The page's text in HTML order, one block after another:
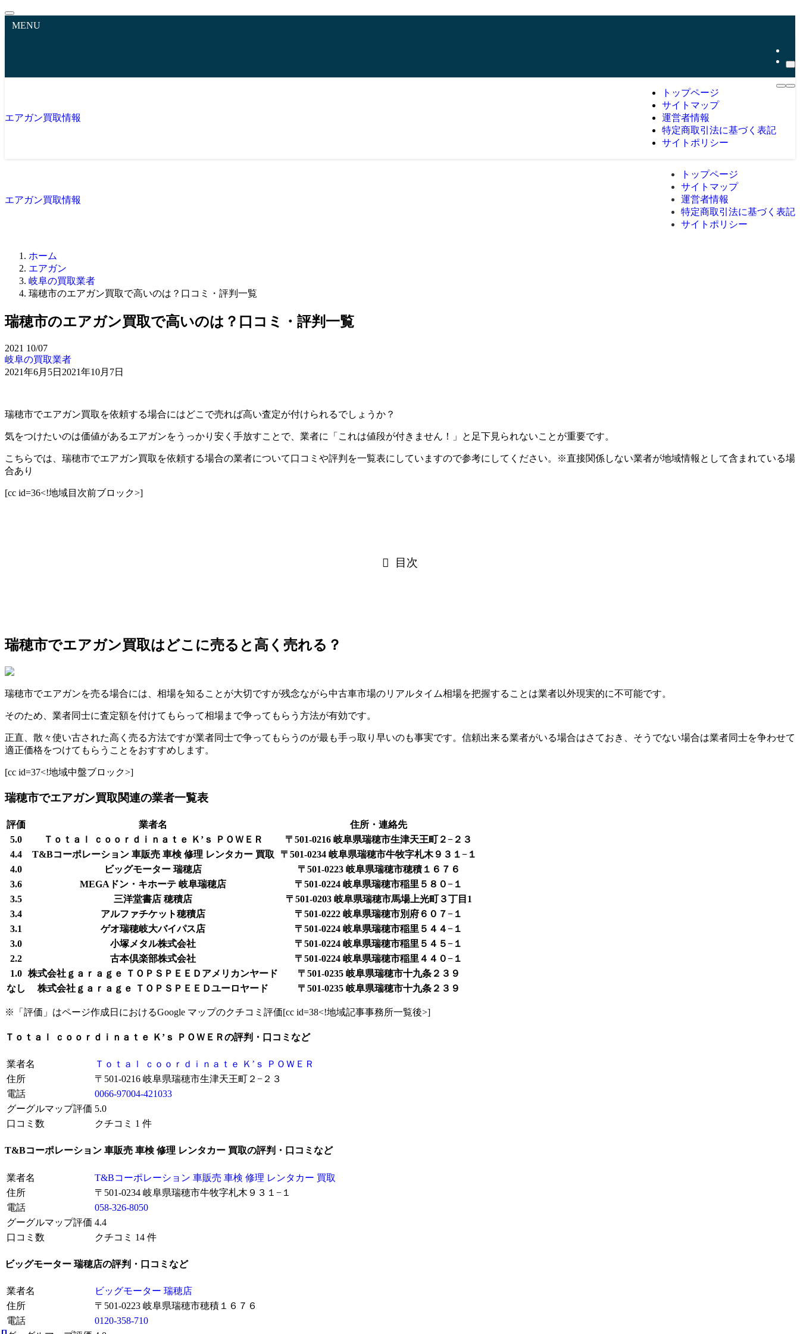
MENU
エアガン買取情報
トップページ
サイトマップ
運営者情報
特定商取引法に基づく表記
サイトポリシー
エアガン買取情報
トップページ
サイトマップ
運営者情報
特定商取引法に基づく表記
サイトポリシー
ホーム
エアガン
岐阜の買取業者
瑞穂市のエアガン買取で高いのは？口コミ・評判一覧
瑞穂市のエアガン買取で高いのは？口コミ・評判一覧
2021 10/07
岐阜の買取業者
2021年6月5日 2021年10月7日
瑞穂市でエアガン買取を依頼する場合にはどこで売れば高い査定が付けられるでしょうか？
気をつけたいのは価値があるエアガンをうっかり安く手放すことで、業者に「これは値段が付きません！」と足下見られないことが重要です。
こちらでは、瑞穂市でエアガン買取を依頼する場合の業者について口コミや評判を一覧表にしていますので参考にしてください。※直接関係しない業者が地域情報として含まれている場
合あり
[cc id=36<!地域目次前ブロック>]
目次
瑞穂市でエアガン買取はどこに売ると高く売れる？
瑞穂市でエアガンを売る場合には、相場を知ることが大切ですが残念ながら中古車市場のリアルタイム相場を把握することは業者以外現実的に不可能です。
そのため、業者同士に査定額を付けてもらって相場まで争ってもらう方法が有効です。
正直、散々使い古された高く売る方法ですが業者同士で争ってもらうのが最も手っ取り早いのも事実です。信頼出来る業者がいる場合はさておき、そうでない場合は業者同士を争わせて
適正価格をつけてもらうことをおすすめします。
[cc id=37<!地域中盤ブロック>]
瑞穂市でエアガン買取関連の業者一覧表
評価 業者名
住所・連絡先
5.0
Ｔｏｔａｌ ｃｏｏｒｄｉｎａｔｅ Ｋ’ｓ ＰＯＷＥＲ
〒501-0216 岐阜県瑞穂市生津天王町２−２３
4.4
T&Bコーポレーション 車販売 車検 修理 レンタカー 買取
〒501-0234 岐阜県瑞穂市牛牧字札木９３１−１
4.0
ビッグモーター 瑞穂店
〒501-0223 岐阜県瑞穂市穂積１６７６
3.6
MEGAドン・キホーテ 岐阜瑞穂店
〒501-0224 岐阜県瑞穂市稲里５８０−１
3.5
三洋堂書店 穂積店
〒501-0203 岐阜県瑞穂市馬場上光町３丁目1
3.4
アルファチケット穂積店
〒501-0222 岐阜県瑞穂市別府６０７−１
3.1
ゲオ瑞穂岐大バイパス店
〒501-0224 岐阜県瑞穂市稲里５４４−１
3.0
小塚メタル株式会社
〒501-0224 岐阜県瑞穂市稲里５４５−１
2.2
古本倶楽部株式会社
〒501-0224 岐阜県瑞穂市稲里４４０−１
1.0 株式会社ｇａｒａｇｅ ＴＯＰＳＰＥＥＤアメリカンヤード
〒501-0235 岐阜県瑞穂市十九条２３９
なし
株式会社ｇａｒａｇｅ ＴＯＰＳＰＥＥＤユーロヤード 〒501-0235 岐阜県瑞穂市十九条２３９
※「評価」はページ作成日におけるGoogle マップのクチコミ評価[cc id=38<!地域記事事務所一覧後>]
Ｔｏｔａｌ ｃｏｏｒｄｉｎａｔｅ Ｋ’ｓ ＰＯＷＥＲの評判・口コミなど
業者名
Ｔｏｔａｌ ｃｏｏｒｄｉｎａｔｅ Ｋ’ｓ ＰＯＷＥＲ
住所
〒501-0216 岐阜県瑞穂市生津天王町２−２３
電話
0066-97004-421033
グーグルマップ評価 5.0
口コミ数
クチコミ 1 件
T&Bコーポレーション 車販売 車検 修理 レンタカー 買取の評判・口コミなど
業者名
T&Bコーポレーション 車販売 車検 修理 レンタカー 買取
住所
〒501-0234 岐阜県瑞穂市牛牧字札木９３１−１
電話
058-326-8050
グーグルマップ評価 4.4
口コミ数
クチコミ 14 件
ビッグモーター 瑞穂店の評判・口コミなど
業者名
ビッグモーター 瑞穂店
住所
〒501-0223 岐阜県瑞穂市穂積１６７６
電話
0120-358-710